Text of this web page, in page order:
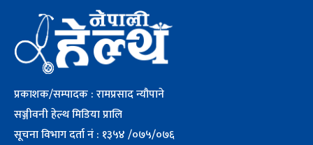
प्रकाशक/सम्पादक : रामप्रसाद न्यौपाने
सञ्जीवनी हेल्थ मिडिया प्रालि
सूचना विभाग दर्ता नं : १३५४ /०७५/०७६